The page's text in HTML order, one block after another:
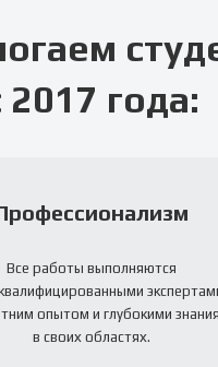
2017 года:
Все работы выполняются
опытом и глубокими
в своих областях.